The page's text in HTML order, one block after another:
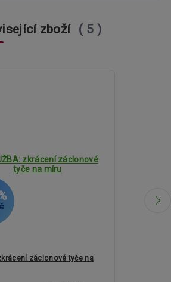
zboží 5
záclonové tyče na
1 964 Kč
- 1 %